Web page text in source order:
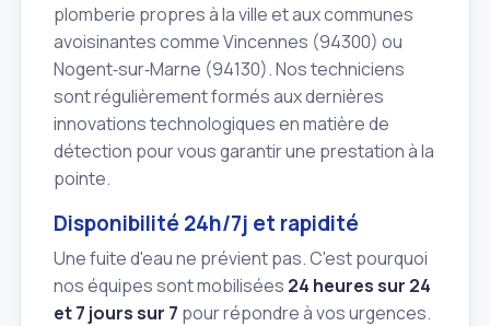
plomberie propres à la ville et aux communes
avoisinantes comme Vincennes (94300) ou
Nogent‑sur‑Marne (94130). Nos techniciens
sont régulièrement formés aux dernières
innovations technologiques en matière de
détection pour vous garantir une prestation à la
pointe.
Disponibilité 24h/7j et rapidité
Une fuite d'eau ne prévient pas. C'est pourquoi
nos équipes sont mobilisées 24 heures sur 24
et 7 jours sur 7 pour répondre à vos urgences.